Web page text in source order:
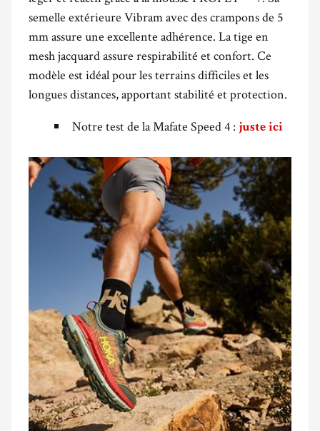
semelle extérieure Vibram avec des crampons de 5
mm assure une excellente adhérence. La tige en
mesh jacquard assure respirabilité et confort. Ce
modèle est idéal pour les terrains difficiles et les
longues distances, apportant stabilité et protection.
Notre test de la Mafate Speed 4 : juste ici